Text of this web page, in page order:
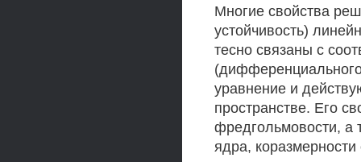
Многие свойства
устойчивость)
тесно связаны с
уравнение и
пространстве. Его
фредгольмовости, а
ядра,